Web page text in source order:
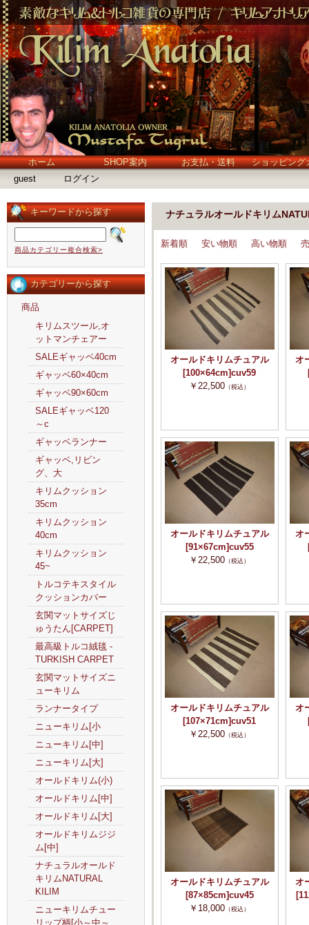
ホーム SHOP案内 お支払・送料
ショッピング
guest
ログイン
キーワードから探す
商品カテゴリー複合検索>
カテゴリーから探す
商品
キリムスツール,オ
ットマンチェアー
SALEギャッベ40cm
ギャッベ60×40cm
ギャッベ90×60cm
SALEギャッベ120
～c
ギャッベランナー
ギャッベ,リビン
グ、大
キリムクッション
35cm
キリムクッション
40cm
キリムクッション
45~
トルコテキスタイル
クッションカバー
玄関マットサイズじ
ゅうたん[CARPET]
最高級トルコ絨毯 -
TURKISH CARPET
玄関マットサイズニ
ューキリム
ランナータイプ
ニューキリム[小
ニューキリム[中]
ニューキリム[大]
オールドキリム(小)
オールドキリム[中]
オールドキリム[大]
オールドキリムジジ
ム[中]
ナチュラルオールド
キリムNATURAL
KILIM
ニューキリムチュー
リップ柄[小～中～
ナチュラルオールドキリム
新着順 安い物順 高い物順
オールドキリムチュアル
[100×64cm]cuv59
￥22,500 （税込）
オ
オールドキリムチュアル
[91×67cm]cuv55
￥22,500 （税込）
オ
オールドキリムチュアル
[107×71cm]cuv51
￥22,500 （税込）
オ
オールドキリムチュアル
[87×85cm]cuv45
￥18,000 （税込）
オ